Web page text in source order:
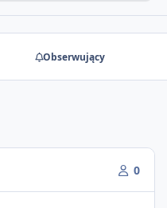
Obserwujący
0